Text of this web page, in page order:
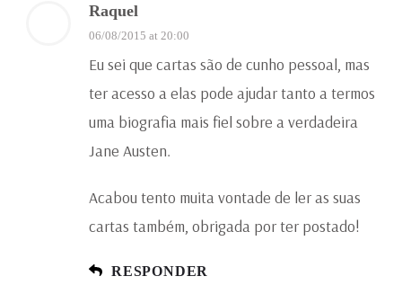
Raquel
06/08/2015 at 20:00
Eu sei que cartas são de cunho pessoal, mas
ter acesso a elas pode ajudar tanto a termos
uma biografia mais fiel sobre a verdadeira
Jane Austen.
Acabou tento muita vontade de ler as suas
cartas também, obrigada por ter postado!
RESPONDER